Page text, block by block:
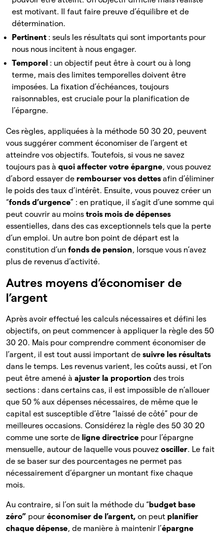
est motivant. Il faut faire preuve d’équilibre et de
détermination.
Pertinent : seuls les résultats qui sont importants pour
nous nous incitent à nous engager.
Temporel : un objectif peut être à court ou à long
terme, mais des limites temporelles doivent être
imposées. La fixation d’échéances, toujours
raisonnables, est cruciale pour la planification de
l’épargne.
Ces règles, appliquées à la méthode 50 30 20, peuvent
vous suggérer comment économiser de l’argent et
atteindre vos objectifs. Toutefois, si vous ne savez
toujours pas à quoi affecter votre épargne, vous pouvez
d’abord essayer de rembourser vos dettes afin d’éliminer
le poids des taux d’intérêt. Ensuite, vous pouvez créer un
“fonds d’urgence” : en pratique, il s’agit d’une somme qui
peut couvrir au moins trois mois de dépenses
essentielles, dans des cas exceptionnels tels que la perte
d’un emploi. Un autre bon point de départ est la
constitution d’un fonds de pension, lorsque vous n’avez
plus de revenus d’activité.
Autres moyens d’économiser de
l’argent
Après avoir effectué les calculs nécessaires et défini les
objectifs, on peut commencer à appliquer la règle des 50
30 20. Mais pour comprendre comment économiser de
l’argent, il est tout aussi important de suivre les résultats
dans le temps. Les revenus varient, les coûts aussi, et l’on
peut être amené à ajuster la proportion des trois
sections : dans certains cas, il est impossible de n’allouer
que 50 % aux dépenses nécessaires, de même que le
capital est susceptible d’être “laissé de côté” pour de
meilleures occasions. Considérez la règle des 50 30 20
comme une sorte de ligne directrice pour l’épargne
mensuelle, autour de laquelle vous pouvez osciller. Le fait
de se baser sur des pourcentages ne permet pas
nécessairement d’épargner un montant fixe chaque
mois.
Au contraire, si l’on suit la méthode du “budget base
zéro” pour économiser de l’argent, on peut planifier
chaque dépense, de manière à maintenir l’épargne